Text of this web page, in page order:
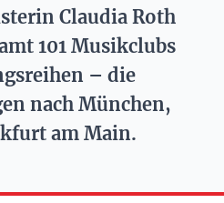
Claudia Roth
101 Musikclubs
– die
nach München,
am Main.